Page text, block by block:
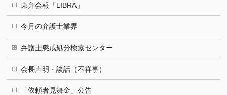
東弁会報「LIBRA」
今月の弁護士業界
弁護士懲戒処分検索センター
会長声明・談話（不祥事）
「依頼者見舞金」公告